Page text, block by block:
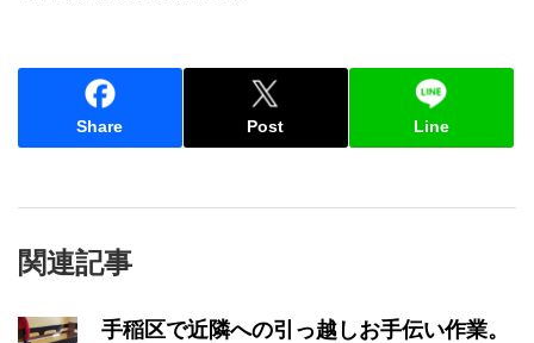
Share Post Line
関連記事
手稲区で近隣への引っ越しお手伝い作業。